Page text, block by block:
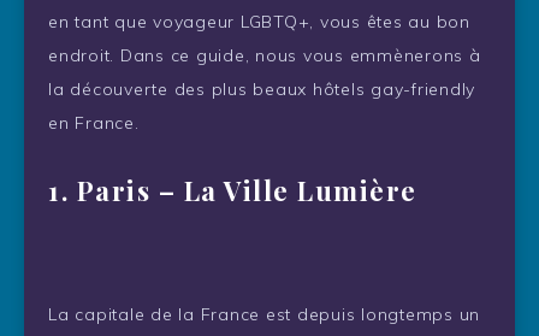
en tant que voyageur LGBTQ+, vous êtes au bon
endroit. Dans ce guide, nous vous emmènerons à
la découverte des plus beaux hôtels gay-friendly
en France.
1. Paris – La Ville Lumière
La capitale de la France est depuis longtemps un